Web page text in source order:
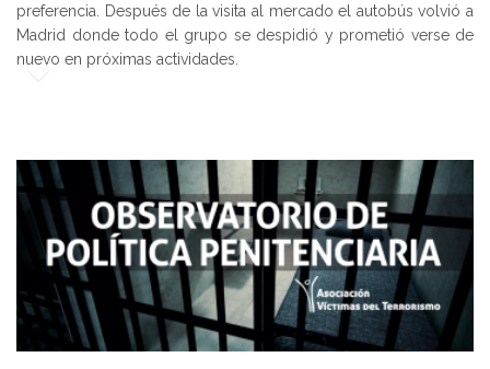
preferencia. Después de la visita al mercado el autobús volvió a
Madrid donde todo el grupo se despidió y prometió verse de
nuevo en próximas actividades.